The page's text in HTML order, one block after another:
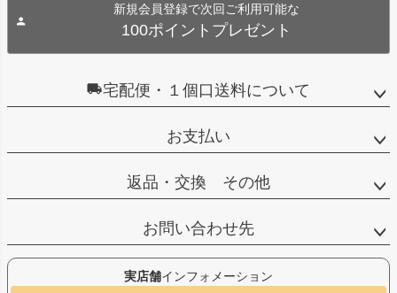
新規会員登録で次回ご利用可能な
100ポイントプレゼント
宅配便・１個口送料について
お支払い
返品・交換 その他
お問い合わせ先
実店舗インフォメーション